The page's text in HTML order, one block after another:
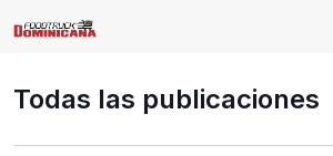
Todas las publicaciones